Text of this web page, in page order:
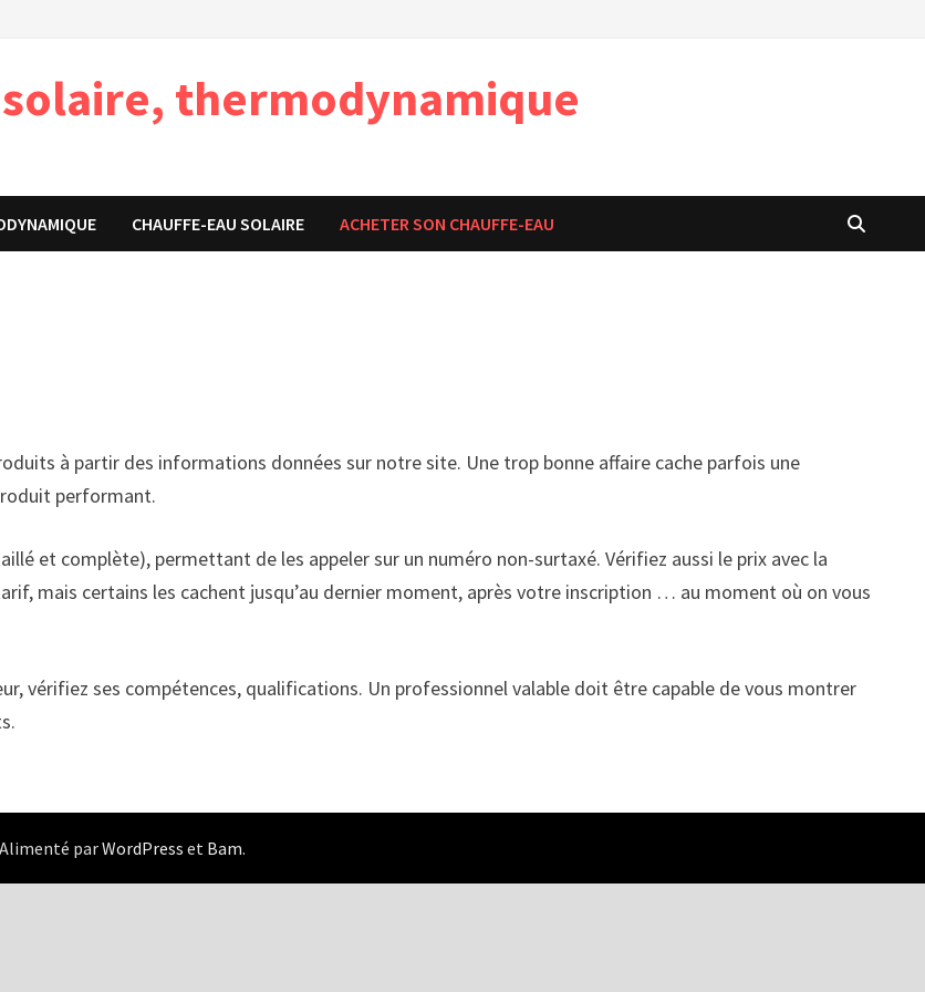
thermodynamique
CHAUFFE-EAU SOLAIRE ACHETER SON CHAUFFE-EAU
à partir des informations données sur notre site. Une trop bonne affaire cache parfois une
performant.
et complète), permettant de les appeler sur un numéro non-surtaxé. Vérifiez aussi le prix avec la
mais certains les cachent jusqu’au dernier moment, après votre inscription … au moment où on vous
vérifiez ses compétences, qualifications. Un professionnel valable doit être capable de vous montrer
parWordPress et Bam.